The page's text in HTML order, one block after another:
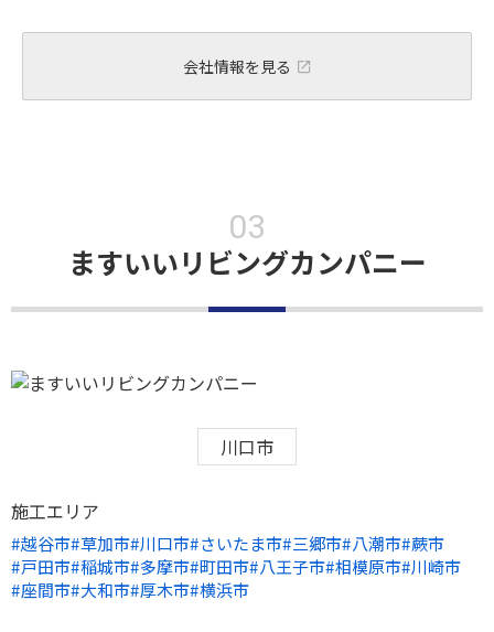
会社情報を見る
ますいいリビングカンパニー
川口市
施工エリア
越谷市 草加市 川口市 さいたま市 三郷市 八潮市 蕨市
戸田市 稲城市 多摩市 町田市 八王子市 相模原市 川崎市
座間市 大和市 厚木市 横浜市